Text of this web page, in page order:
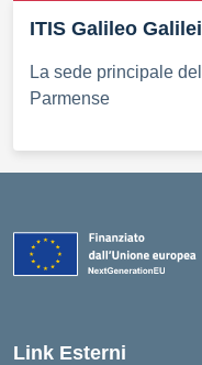
ITIS Galileo Galilei
La sede principale
Parmense
Link Esterni